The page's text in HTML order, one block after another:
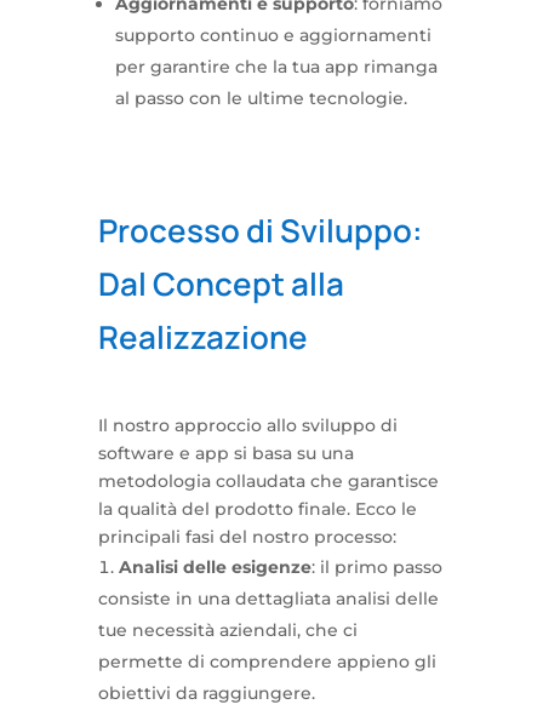
supporto continuo e aggiornamenti
per garantire che la tua app rimanga
al passo con le ultime tecnologie.
Processo di Sviluppo:
Dal Concept alla
Realizzazione
Il nostro approccio allo sviluppo di
software e app si basa su una
metodologia collaudata che garantisce
la qualità del prodotto finale. Ecco le
principali fasi del nostro processo:
Analisi delle esigenze: il primo passo
consiste in una dettagliata analisi delle
tue necessità aziendali, che ci
permette di comprendere appieno gli
obiettivi da raggiungere.